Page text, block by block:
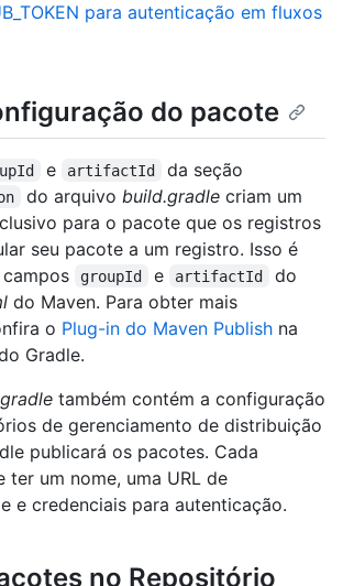
para autenticação em fluxos
do pacote
e artifactId da seção
do arquivo build.gradlecriam um
para o pacote que os registros
seu pacote a um registro. Isso é
groupId e artifactId
do
do Maven. Para obter mais
o Plug-in do Maven Publish na
Gradle.
também contém a configuração
de gerenciamento de distribuição
publicará os pacotes. Cada
ter um nome, uma URL de
e credenciais para autenticação.
no Repositório